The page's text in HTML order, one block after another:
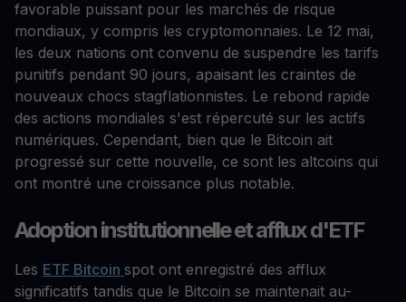
favorable puissant pour les marchés de risque
mondiaux, y compris les cryptomonnaies. Le 12 mai,
les deux nations ont convenu de suspendre les tarifs
punitifs pendant 90 jours, apaisant les craintes de
nouveaux chocs stagflationnistes. Le rebond rapide
des actions mondiales s'est répercuté sur les actifs
numériques. Cependant, bien que le Bitcoin ait
progressé sur cette nouvelle, ce sont les altcoins qui
ont montré une croissance plus notable.
Adoption institutionnelle et afflux d'ETF
Les ETF Bitcoin spot ont enregistré des afflux
significatifs tandis que le Bitcoin se maintenait au-